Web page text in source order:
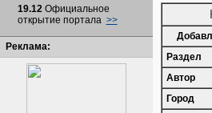
19.12Официальное
открытие портала >>
Реклама:
Раздел
Автор
Город